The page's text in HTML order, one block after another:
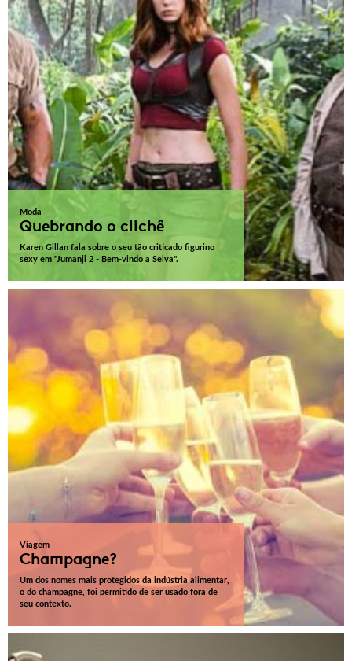
Moda
Quebrando o clichê
Karen Gillan fala sobre o seu tão criticado figurino
sexy em "Jumanji 2 - Bem-vindo a Selva".
Viagem
Champagne?
Um dos nomes mais protegidos da indústria alimentar,
o do champagne, foi permitido de ser usado fora de
seu contexto.